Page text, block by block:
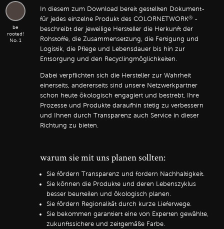
be
rooted!
No. 1
In diesem zum Download bereit gestellten Dokument-
für jedes einzelne Produkt des COLORNETWORKⓇ -
beschreibt der jeweilige Hersteller die Herkunft der
Rohstoffe, die Zusammensetzung, die Fertigung und
Logistik, die Pflege und Lebensdauer bis hin zur
Entsorgung und den Recyclingmöglichkeiten.
Dabei verpflichten sich die Hersteller zur Wahrheit
einerseits, andererseits sind unsere Netzwerkpartner
schon heute ökologisch engagiert und bestrebt, Ihre
Prozesse und Produkte daraufhin stetig zu verbessern
und Ihnen durch Transparenz auch Service in dieser
Richtung zu bieten.
warum sie mit uns planen sollten:
Sie fördern Transparenz und fordern Nachhaltigkeit.
Sie können die Produkte und deren Lebenszyklus
besser beurteilen und ökologisch planen.
Sie fördern Regionalität durch kurze Lieferwege.
Sie bekommen garantiert eine von Experten gewählte,
zukunftssichere und zeitgemäße Farbe.